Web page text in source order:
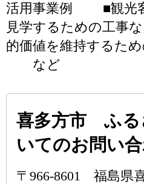
活用事業例 ■観光客
見学するための工
的価値を維持するた
など
喜多方市 ふる
いてのお問い
〒966-8601 福島県